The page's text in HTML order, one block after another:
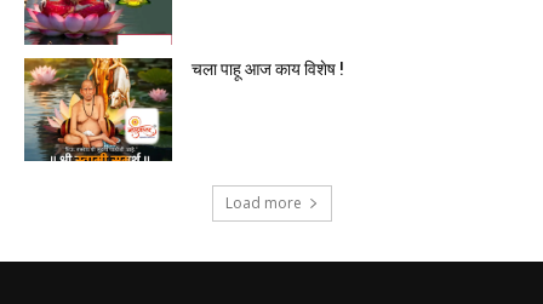
चला पाहू आज काय विशेष !
Load more